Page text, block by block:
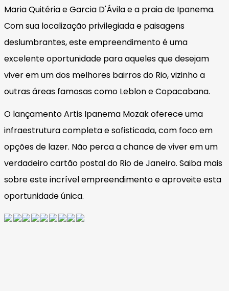
Maria Quitéria e Garcia D'Ávila e a praia de Ipanema.
Com sua localização privilegiada e paisagens
deslumbrantes, este empreendimento é uma
excelente oportunidade para aqueles que desejam
viver em um dos melhores bairros do Rio, vizinho a
outras áreas famosas como Leblon e Copacabana.
O lançamento Artis Ipanema Mozak oferece uma
infraestrutura completa e sofisticada, com foco em
opções de lazer. Não perca a chance de viver em um
verdadeiro cartão postal do Rio de Janeiro. Saiba mais
sobre este incrível empreendimento e aproveite esta
oportunidade única.